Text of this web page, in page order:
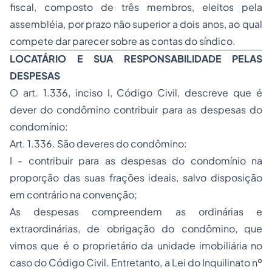
fiscal, composto de três membros, eleitos pela
assembléia, por prazo não superior a dois anos, ao qual
compete dar parecer sobre as contas do síndico.
LOCATÁRIO E SUA RESPONSABILIDADE PELAS
DESPESAS
O art. 1.336, inciso I, Código Civil, descreve que é
dever do condômino contribuir para as despesas do
condomínio:
Art. 1.336. São deveres do condômino:
I - contribuir para as despesas do condomínio na
proporção das suas frações ideais, salvo disposição
em contrário na convenção;
As despesas compreendem as ordinárias e
extraordinárias, de obrigação do condômino, que
vimos que é o proprietário da unidade imobiliária no
caso do Código Civil. Entretanto, a Lei do Inquilinato nº